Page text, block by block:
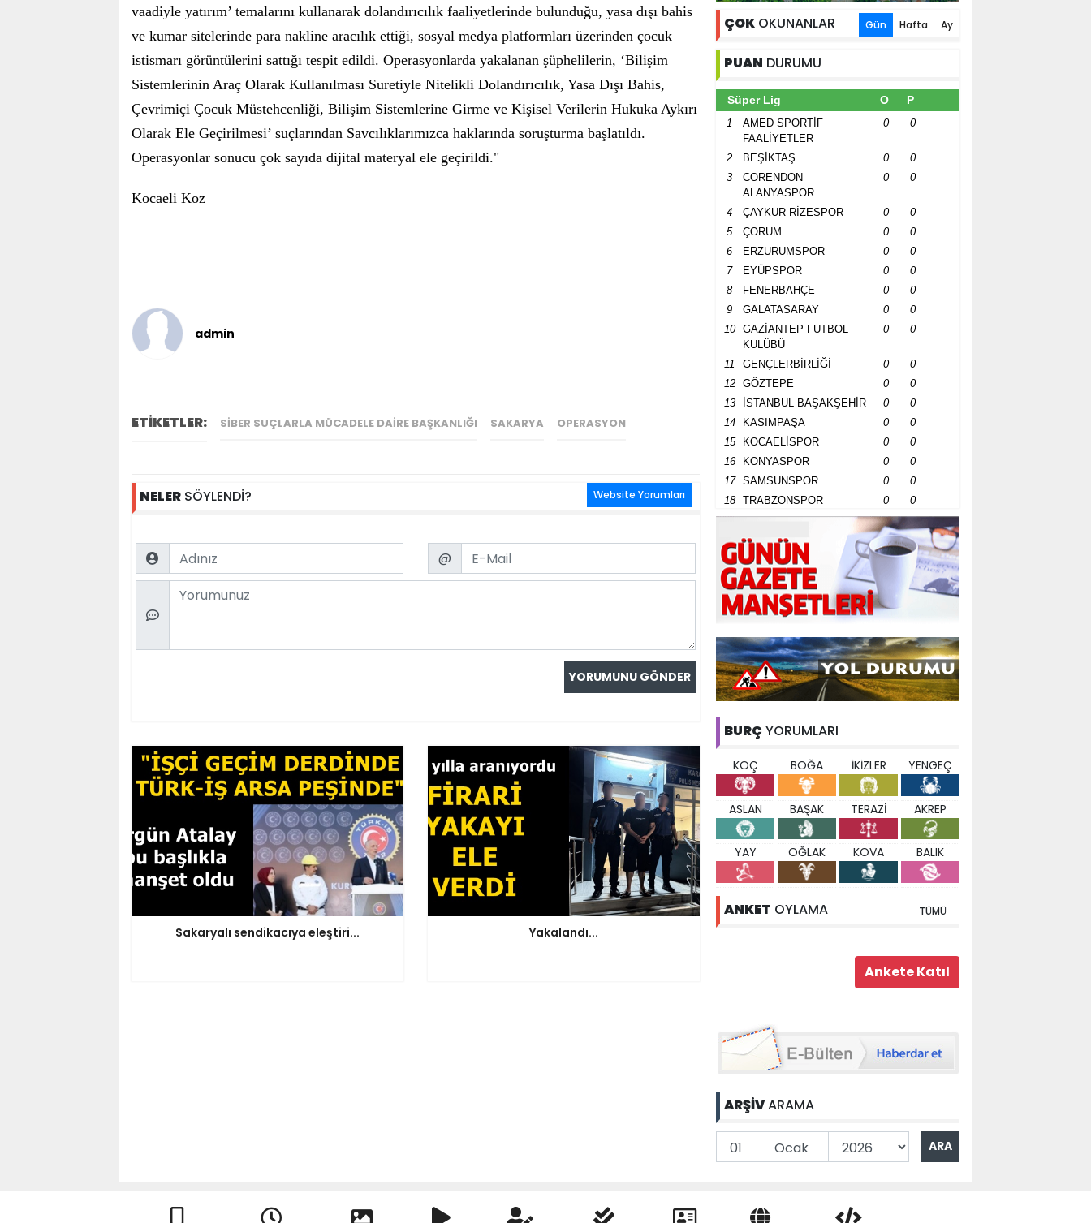
vaadiyle yatırım’ temalarını kullanarak dolandırıcılık faaliyetlerinde bulunduğu, yasa dışı bahis
ve kumar sitelerinde para nakline aracılık ettiği, sosyal medya platformları üzerinden çocuk
istismarı görüntülerini sattığı tespit edildi. Operasyonlarda yakalanan şüphelilerin, ‘Bilişim
Sistemlerinin Araç Olarak Kullanılması Suretiyle Nitelikli Dolandırıcılık, Yasa Dışı Bahis,
Çevrimiçi Çocuk Müstehcenliği, Bilişim Sistemlerine Girme ve Kişisel Verilerin Hukuka Aykırı
Olarak Ele Geçirilmesi’ suçlarından Savcılıklarımızca haklarında soruşturma başlatıldı.
Operasyonlar sonucu çok sayıda dijital materyal ele geçirildi."
Kocaeli Koz
admin
ETİKETLER: SIBER SUÇLARLA MÜCADELE DAIRE BAŞKANLIĞI SAKARYA OPERASYON
NELER SÖYLENDİ? Website Yorumları
Name Email
@
Comment
Sakaryalı sendikacıya eleştiri... Yakalandı...
ÇOK OKUNANLAR Gün Hafta Ay
PUAN DURUMU
Süper Lig O P
1
AMED SPORTİF
FAALİYETLER
0 0
2 BEŞİKTAŞ 0
0
3
CORENDON
ALANYASPOR
0 0
4 ÇAYKUR RİZESPOR 0
0
5
ÇORUM 0
0
6
ERZURUMSPOR 0
0
7
EYÜPSPOR 0
0
8
FENERBAHÇE 0
0
9
GALATASARAY 0
0
10
GAZİANTEP FUTBOL
KULÜBÜ
0 0
11 GENÇLERBİRLİĞİ 0
0
12
GÖZTEPE 0
0
13
İSTANBUL BAŞAKŞEHİR 0
0
14
KASIMPAŞA 0
0
15
KOCAELİSPOR 0
0
16
KONYASPOR 0
0
17
SAMSUNSPOR 0
0
18
TRABZONSPOR 0 0
BURÇ YORUMLARI
KOÇ BOĞA İKİZLER YENGEÇ
ASLAN BAŞAK TERAZİ AKREP
YAY OĞLAK KOVA BALIK
ANKET OYLAMA TÜMÜ
ARŞİVARAMA